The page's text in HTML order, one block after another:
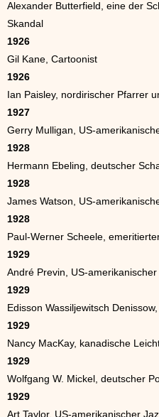
Alexander Butterfield, eine der
Skandal
1926
Gil Kane, Cartoonist
1926
Ian Paisley, nordirischer Pfarrer
1927
Gerry Mulligan, US-
1928
Hermann Ebeling, deutscher
1928
James Watson, US-
1928
Paul-Werner Scheele,
1929
André Previn, US-
1929
Edisson Wassiljewitsch
1929
Nancy MacKay, kanadische
1929
Wolfgang W. Mickel, deutscher
1929
Art Taylor, US-amerikanischer